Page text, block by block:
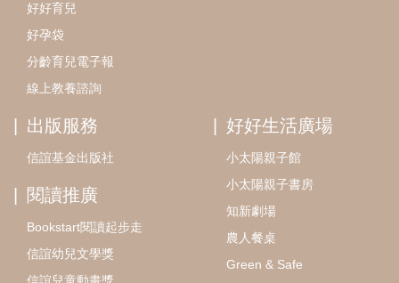
好好育兒
好孕袋
分齡育兒電子報
線上教養諮詢
出版服務
信誼基金出版社
閱讀推廣
Bookstart閱讀起步走
信誼幼兒文學獎
好好生活廣場
小太陽親子館
小太陽親子書房
知新劇場
農人餐桌
Green & Safe